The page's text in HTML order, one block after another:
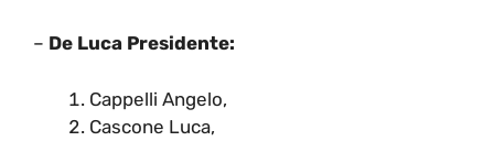
– De Luca Presidente:
Cappelli Angelo,
Cascone Luca,